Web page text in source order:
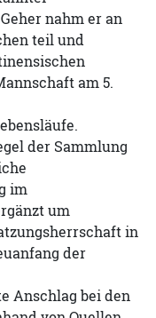
nahm er an
teil und
am 5.
der Sammlung
im
um
in
der
Anschlag bei den